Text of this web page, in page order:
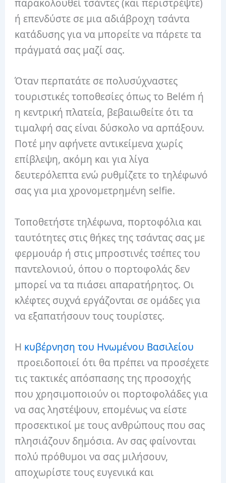
παρακολουθεί τσάντες (και περιστρέψτε)
ή επενδύστε σε μια αδιάβροχη τσάντα
κατάδυσης για να μπορείτε να πάρετε τα
πράγματά σας μαζί σας.
Όταν περπατάτε σε πολυσύχναστες
τουριστικές τοποθεσίες όπως το Belém ή
η κεντρική πλατεία, βεβαιωθείτε ότι τα
τιμαλφή σας είναι δύσκολο να αρπάξουν.
Ποτέ μην αφήνετε αντικείμενα χωρίς
επίβλεψη, ακόμη και για λίγα
δευτερόλεπτα ενώ ρυθμίζετε το τηλέφωνό
σας για μια χρονομετρημένη selfie.
Τοποθετήστε τηλέφωνα, πορτοφόλια και
ταυτότητες στις θήκες της τσάντας σας με
φερμουάρ ή στις μπροστινές τσέπες του
παντελονιού, όπου ο πορτοφολάς δεν
μπορεί να τα πιάσει απαρατήρητος. Οι
κλέφτες συχνά εργάζονται σε ομάδες για
να εξαπατήσουν τους τουρίστες.
Η κυβέρνηση του Ηνωμένου Βασιλείου
προειδοποιεί ότι θα πρέπει να προσέχετε
τις τακτικές απόσπασης της προσοχής
που χρησιμοποιούν οι πορτοφολάδες για
να σας ληστέψουν, επομένως να είστε
προσεκτικοί με τους ανθρώπους που σας
πλησιάζουν δημόσια. Αν σας φαίνονται
πολύ πρόθυμοι να σας μιλήσουν,
αποχωρίστε τους ευγενικά και